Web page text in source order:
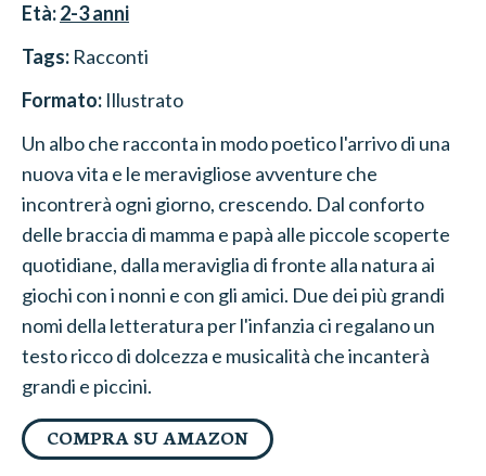
Età:2-3anni
Tags: Racconti
Formato: Illustrato
Un albo che racconta in modo poetico l'arrivo di una
nuova vita e le meravigliose avventure che
incontrerà ogni giorno, crescendo. Dal conforto
delle braccia di mamma e papà alle piccole scoperte
quotidiane, dalla meraviglia di fronte alla natura ai
giochi con i nonni e con gli amici. Due dei più grandi
nomi della letteratura per l'infanzia ci regalano un
testo ricco di dolcezza e musicalità che incanterà
grandi e piccini.
COMPRA SU AMAZON